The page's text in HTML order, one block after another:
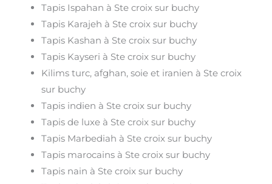
Tapis Ispahan à Ste croix sur buchy
Tapis Karajeh à Ste croix sur buchy
Tapis Kashan à Ste croix sur buchy
Tapis Kayseri à Ste croix sur buchy
Kilims turc, afghan, soie et iranien à Ste croix
sur buchy
Tapis indien à Ste croix sur buchy
Tapis de luxe à Ste croix sur buchy
Tapis Marbediah à Ste croix sur buchy
Tapis marocains à Ste croix sur buchy
Tapis nain à Ste croix sur buchy